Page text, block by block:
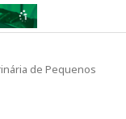
de Pequenos